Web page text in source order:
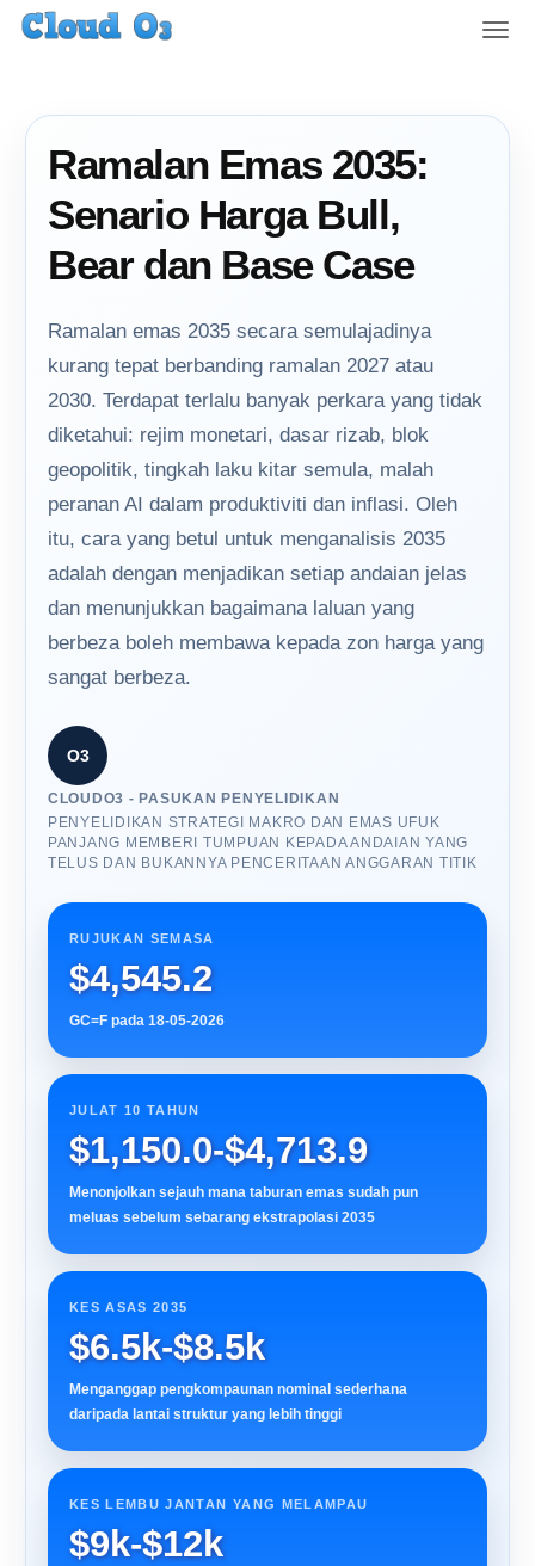
T
Ramalan Emas 2035:
Senario Harga Bull,
Bear dan Base Case
Ramalan emas 2035 secara semulajadinya
kurang tepat berbanding ramalan 2027 atau
2030. Terdapat terlalu banyak perkara yang tidak
diketahui: rejim monetari, dasar rizab, blok
geopolitik, tingkah laku kitar semula, malah
peranan AI dalam produktiviti dan inflasi. Oleh
itu, cara yang betul untuk menganalisis 2035
adalah dengan menjadikan setiap andaian jelas
dan menunjukkan bagaimana laluan yang
berbeza boleh membawa kepada zon harga yang
sangat berbeza.
O3
CLOUDO3 - PASUKAN PENYELIDIKAN
PENYELIDIKAN STRATEGI MAKRO DAN EMAS UFUK
PANJANG MEMBERI TUMPUAN KEPADA ANDAIAN YANG
TELUS DAN BUKANNYA PENCERITAAN ANGGARAN TITIK
RUJUKAN SEMASA
$4,545.2
GC=F pada 18-05-2026
JULAT 10 TAHUN
$1,150.0-$4,713.9
Menonjolkan sejauh mana taburan emas sudah pun
meluas sebelum sebarang ekstrapolasi 2035
KES ASAS 2035
$6.5k-$8.5k
Menganggap pengkompaunan nominal sederhana
daripada lantai struktur yang lebih tinggi
KES LEMBU JANTAN YANG MELAMPAU
$9k-$12k